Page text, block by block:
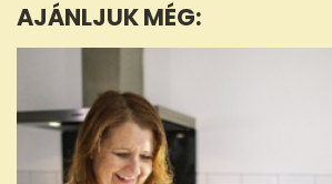
12
seconds
AJÁNLJUK MÉG: